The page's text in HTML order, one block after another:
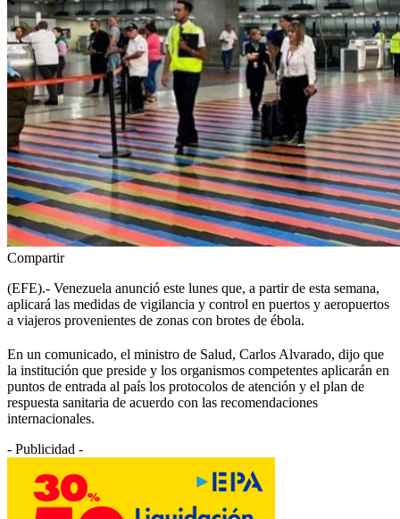
Compartir
(EFE).- Venezuela anunció este lunes que, a partir de esta semana,
aplicará las medidas de vigilancia y control en puertos y aeropuertos
a viajeros provenientes de zonas con brotes de ébola.
En un comunicado, el ministro de Salud, Carlos Alvarado, dijo que
la institución que preside y los organismos competentes aplicarán en
puntos de entrada al país los protocolos de atención y el plan de
respuesta sanitaria de acuerdo con las recomendaciones
internacionales.
- Publicidad -